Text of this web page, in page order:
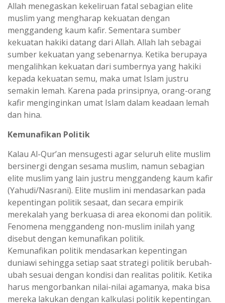
Allah menegaskan kekeliruan fatal sebagian elite
muslim yang mengharap kekuatan dengan
menggandeng kaum kafir. Sementara sumber
kekuatan hakiki datang dari Allah. Allah lah sebagai
sumber kekuatan yang sebenarnya. Ketika berupaya
mengalihkan kekuatan dari sumbernya yang hakiki
kepada kekuatan semu, maka umat Islam justru
semakin lemah. Karena pada prinsipnya, orang-orang
kafir menginginkan umat Islam dalam keadaan lemah
dan hina.
Kemunafikan Politik
Kalau Al-Qur’an mensugesti agar seluruh elite muslim
bersinergi dengan sesama muslim, namun sebagian
elite muslim yang lain justru menggandeng kaum kafir
(Yahudi/Nasrani). Elite muslim ini mendasarkan pada
kepentingan politik sesaat, dan secara empirik
merekalah yang berkuasa di area ekonomi dan politik.
Fenomena menggandeng non-muslim inilah yang
disebut dengan kemunafikan politik.
Kemunafikan politik mendasarkan kepentingan
duniawi sehingga setiap saat strategi politik berubah-
ubah sesuai dengan kondisi dan realitas politik. Ketika
harus mengorbankan nilai-nilai agamanya, maka bisa
mereka lakukan dengan kalkulasi politik kepentingan.